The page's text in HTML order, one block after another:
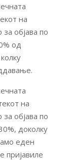
на
објава по
од
на
објава по
доколку
еден
пријавиле